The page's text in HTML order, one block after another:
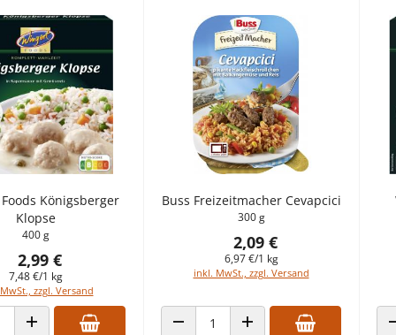
Königsberger
Klopse
400 g
2,99 €
7,48 €/1 kg
zzgl. Versand
Buss Freizeitmacher Cevapcici
300 g
2,09 €
6,97 €/1 kg
inkl. MwSt., zzgl. Versand